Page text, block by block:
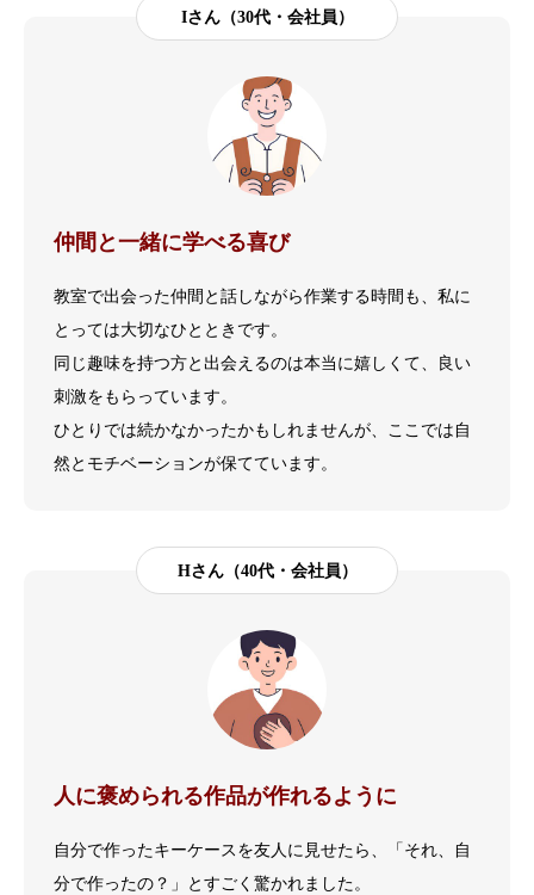
Iさん（30代・会社員）
仲間と一緒に学べる喜び
教室で出会った仲間と話しながら作業する時間も、私に
とっては大切なひとときです。
同じ趣味を持つ方と出会えるのは本当に嬉しくて、良い
刺激をもらっています。
ひとりでは続かなかったかもしれませんが、ここでは自
然とモチベーションが保てています。
Hさん（40代・会社員）
人に褒められる作品が作れるように
自分で作ったキーケースを友人に見せたら、「それ、自
分で作ったの？」とすごく驚かれました。